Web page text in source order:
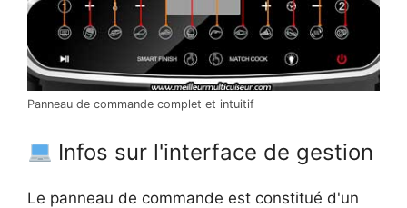
Panneau de commande complet et intuitif
Infos sur l'interface de gestion
Le panneau de commande est constitué d'un